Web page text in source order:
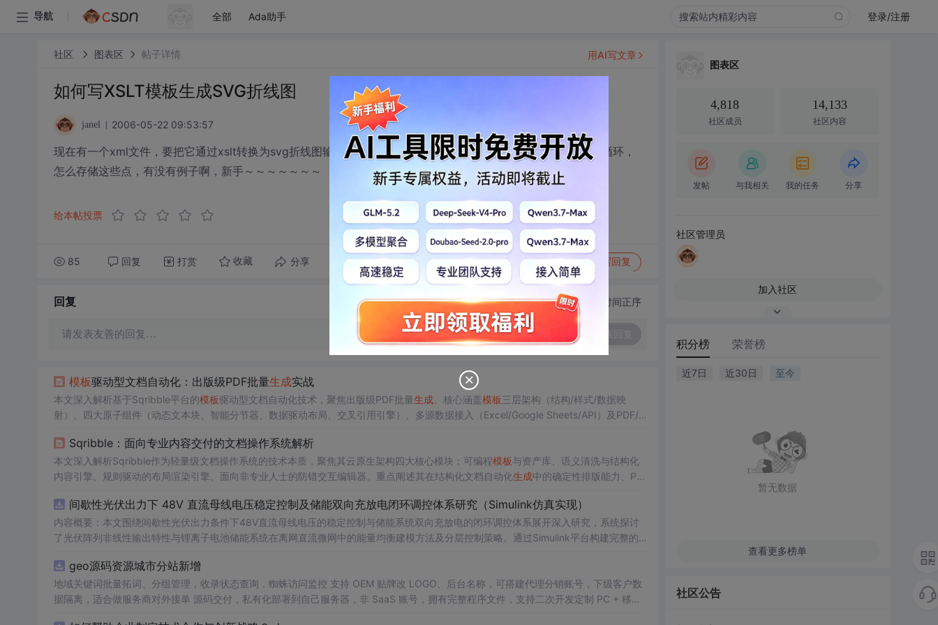
导航 全部 Ada助手 登录/注册
社区 图表区 帖子详情
如何写XSLT模板生成SVG折线图
janel 2006-05-22 09:53:57
现在有一个xml文件，要把它通过xslt转换为svg折线图输出，请问这个模板怎么写啊，就是在画线的时候如果做循环，
怎么存储这些点，有没有例子啊，新手～～～～～～～
给本帖投票
85 回复 打赏 收藏 分享 转发到动态 举报 写回复
用AI写文章
回复 切换为时间正序
请发表友善的回复…
模板驱动型文档自动化：出版级PDF批量生成实战
本文深入解析基于Sqribble平台的模板驱动型文档自动化技术，聚焦出版级PDF批量生成。核心涵盖模板 三层架构（结构/样式/数据映
射）、四大原子组件（动态文本块、智能分节器、数据驱动布局、交叉引用引擎）、多源数据接入（Excel/Google Sheets/API）及PDF/A
皮书等长文档自动化生产。
Sqribble：面向专业内容交付的文档操作系统解析
本文深入解析Sqribble作为轻量级文档操作系统的技术本质，聚焦其云原生架构四大核心模块：可编程模板与资产库、语义清洗与结构化
内容引擎、规则驱动的布局渲染引擎、面向非专业人士的防错交互编辑器。重点阐述其在结构化文档自动化生成中的确定性排版能力、PD
间歇性光伏出力下 48V 直流母线电压稳定控制及储能双向充放电闭环调控体系研究（Simulink仿真实现）
内容概要：本文围绕间歇性光伏出力条件下48V直流母线电压的稳定控制与储能系统双向充放电的闭环调控体系展开深入研究，系统探讨
了光伏阵列非线性输出特性与锂离子电池储能系统在离网直流微网中的能量均衡建模方法及分层控制策略。通过Simulink平台构建完整的
跟踪（MPPT）与储能系统的协同控制，有效应对光照波动引起的功率供需失衡问题。研究采用双PI闭环控制、模型预测控制（MPC）等
多种先进控制算法，显著提升了系统的动态响应速度与直流母线电压稳定性，并实现了储能系统在削峰填谷中的优化运行，对于增强离网
微网的供电可靠性与能源利用效率具有重要理论价值和工程意义。; 适合人群：具备电力电子、新能源系统或自动控制等相关领域基础知识
geo源码资源城市分站新增
地域关键词批量拓词、分组管理，收录状态查询，蜘蛛访问监控 支持 OEM 贴牌改 LOGO、后台名称，可搭建代理分销账号，下级客户数
据隔离，适合做服务商对外接单 源码交付，私有化部署到自己服务器，非 SaaS 账号，拥有完整程序文件，支持二次开发定制 PC + 移动
图表区
4,818
社区成员
14,133
社区内容
发帖 与我相关 我的任务 分享
社区管理员
加入社区
积分榜 荣誉榜
近7日 近30日 至今
暂无数据
查看更多榜单
社区公告